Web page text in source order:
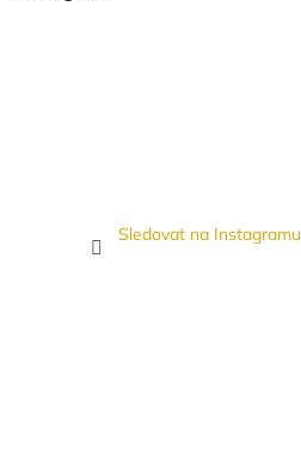
Sledovat na Instagramu